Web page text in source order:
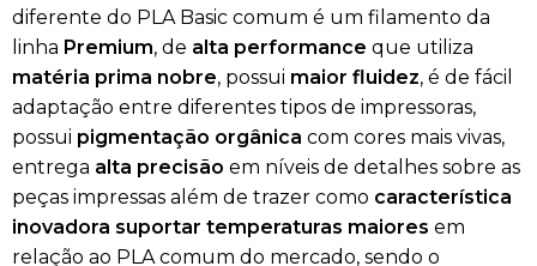
diferente do PLA Basic comum é um filamento da
linha Premium, de alta performance que utiliza
matéria prima nobre, possui maior fluidez, é de fácil
adaptação entre diferentes tipos de impressoras,
possui pigmentação orgânica com cores mais vivas,
entrega alta precisão em níveis de detalhes sobre as
peças impressas além de trazer como característica
inovadora suportar temperaturas maiores em
relação ao PLA comum do mercado, sendo o